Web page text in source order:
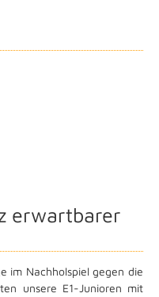
erwartbarer
im Nachholspiel gegen die
unsere E1-Junioren mit